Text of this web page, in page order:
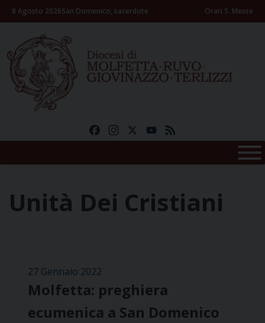
Skip8 Agosto 2026San Domenico, sacerdote Orari S. Messe
FacebookInstagramYouTube
Unità Dei Cristiani
27 Gennaio 2022
Molfetta: preghiera
ecumenica a San Domenico